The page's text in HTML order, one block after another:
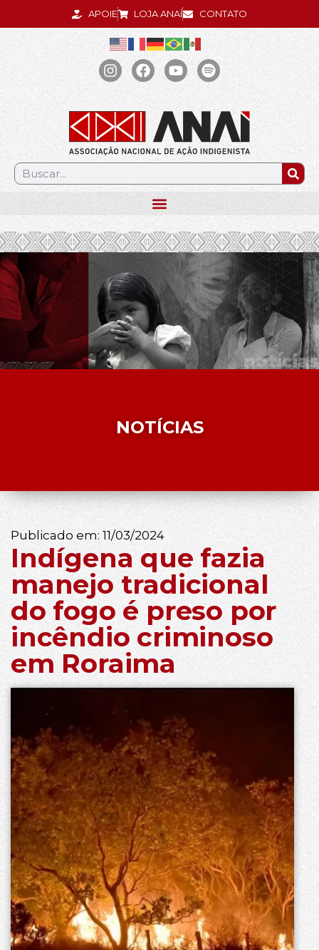
APOIE LOJA ANAÍ CONTATO
.
NOTÍCIAS
Publicado em: 11/03/2024
Indígena que fazia
manejo tradicional
do fogo é preso por
incêndio criminoso
em Roraima